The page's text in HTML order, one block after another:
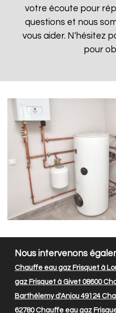
votre écoute pour
questions et nous
vous aider. N'hésitez
pour
Nous intervenons
Chauffe eau gaz Frisquet à
gaz Frisquet à Givet 08600
Barthélemy d'Anjou 49124
62780Chauffe eau gaz